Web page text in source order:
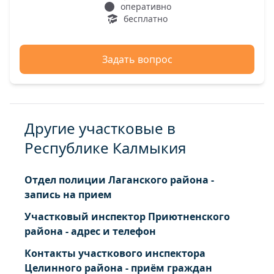
оперативно
бесплатно
Задать вопрос
Другие участковые в
Республике Калмыкия
Отдел полиции Лаганского района -
запись на прием
Участковый инспектор Приютненского
района - адрес и телефон
Контакты участкового инспектора
Целинного района - приём граждан